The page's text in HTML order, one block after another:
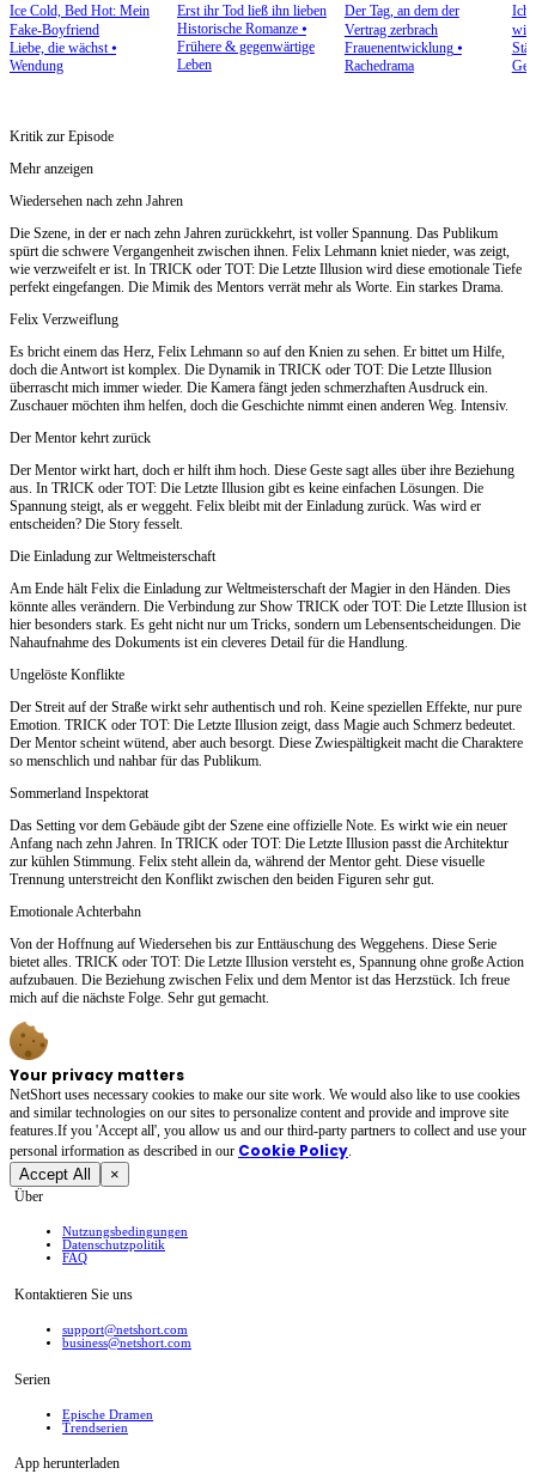
Ice Cold, Bed Hot: Mein
Fake-Boyfriend
Liebe, die wächst⦁
Wendung
Erst ihr Tod ließ ihn lieben
Historische Romanze⦁
Frühere & gegenwärtige
Leben
Der Tag, an dem der
Vertrag zerbrach
Frauenentwicklung⦁
Rachedrama
Ich
will
Kritik zur Episode
Mehr anzeigen
Wiedersehen nach zehn Jahren
Die Szene, in der er nach zehn Jahren zurückkehrt, ist voller Spannung. Das Publikum
spürt die schwere Vergangenheit zwischen ihnen. Felix Lehmann kniet nieder, was zeigt,
wie verzweifelt er ist. In TRICK oder TOT: Die Letzte Illusion wird diese emotionale Tiefe
perfekt eingefangen. Die Mimik des Mentors verrät mehr als Worte. Ein starkes Drama.
Felix Verzweiflung
Es bricht einem das Herz, Felix Lehmann so auf den Knien zu sehen. Er bittet um Hilfe,
doch die Antwort ist komplex. Die Dynamik in TRICK oder TOT: Die Letzte Illusion
überrascht mich immer wieder. Die Kamera fängt jeden schmerzhaften Ausdruck ein.
Zuschauer möchten ihm helfen, doch die Geschichte nimmt einen anderen Weg. Intensiv.
Der Mentor kehrt zurück
Der Mentor wirkt hart, doch er hilft ihm hoch. Diese Geste sagt alles über ihre Beziehung
aus. In TRICK oder TOT: Die Letzte Illusion gibt es keine einfachen Lösungen. Die
Spannung steigt, als er weggeht. Felix bleibt mit der Einladung zurück. Was wird er
entscheiden? Die Story fesselt.
Die Einladung zur Weltmeisterschaft
Am Ende hält Felix die Einladung zur Weltmeisterschaft der Magier in den Händen. Dies
könnte alles verändern. Die Verbindung zur Show TRICK oder TOT: Die Letzte Illusion ist
hier besonders stark. Es geht nicht nur um Tricks, sondern um Lebensentscheidungen. Die
Nahaufnahme des Dokuments ist ein cleveres Detail für die Handlung.
Ungelöste Konflikte
Der Streit auf der Straße wirkt sehr authentisch und roh. Keine speziellen Effekte, nur pure
Emotion. TRICK oder TOT: Die Letzte Illusion zeigt, dass Magie auch Schmerz bedeutet.
Der Mentor scheint wütend, aber auch besorgt. Diese Zwiespältigkeit macht die Charaktere
so menschlich und nahbar für das Publikum.
Sommerland Inspektorat
Das Setting vor dem Gebäude gibt der Szene eine offizielle Note. Es wirkt wie ein neuer
Anfang nach zehn Jahren. In TRICK oder TOT: Die Letzte Illusion passt die Architektur
zur kühlen Stimmung. Felix steht allein da, während der Mentor geht. Diese visuelle
Trennung unterstreicht den Konflikt zwischen den beiden Figuren sehr gut.
Emotionale Achterbahn
Von der Hoffnung auf Wiedersehen bis zur Enttäuschung des Weggehens. Diese Serie
bietet alles. TRICK oder TOT: Die Letzte Illusion versteht es, Spannung ohne große Action
aufzubauen. Die Beziehung zwischen Felix und dem Mentor ist das Herzstück. Ich freue
mich auf die nächste Folge. Sehr gut gemacht.
Your privacy matters
NetShort uses necessary cookies to make our site work. We would also like to use cookies
and similar technologies on our sites to personalize content and provide and improve site
features.If you 'Accept all', you allow us and our third-party partners to collect and use your
personal irformation as described in our Cookie Policy.
Accept All ×
Über
Nutzungsbedingungen
Datenschutzpolitik
FAQ
Kontaktieren Sie uns
support@netshort.com
business@netshort.com
Serien
Epische Dramen
Trendserien
App herunterladen